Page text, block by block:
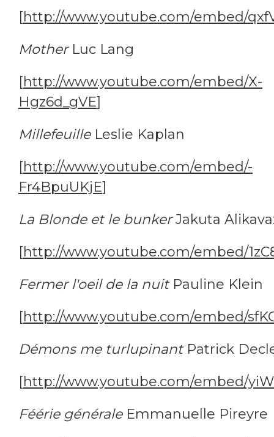
[http://www.youtube.com/embed/
Mother Luc Lang
[http://www.youtube.com/embed/X-
Hgz6d_gVE]
Millefeuille Leslie Kaplan
[http://www.youtube.com/embed/-
Fr4BpuUKjE]
La Blonde et le bunkerJakuta
[http://www.youtube.com/embed/
Fermer l'oeil de la nuit Pauline Klein
[http://www.youtube.com/embed/
Démons me turlupinant Patrick
[http://www.youtube.com/embed/
Féérie générale Emmanuelle Pireyre